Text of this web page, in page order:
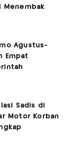
Menembak
Agustus-
Empat
Sadis di
Motor Korban